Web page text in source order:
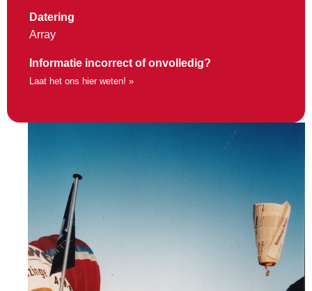
Datering
Array
Informatie incorrect of onvolledig?
Laat het ons hier weten! »